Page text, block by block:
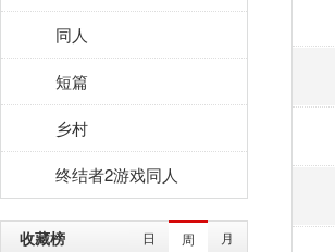
同人
短篇
乡村
终结者2游戏同人
收藏榜 日 周 月